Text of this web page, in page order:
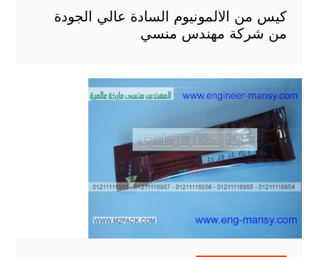
كيس من الالمونيوم السادة عالي الجودة
من شركة مهندس منسي